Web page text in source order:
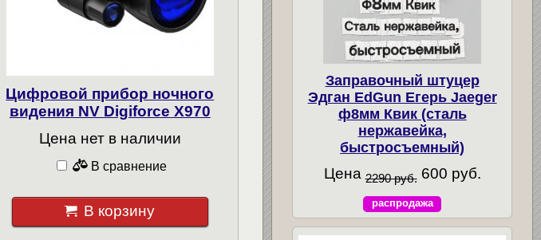
Цифровой прибор ночного
видения NV Digiforce X970
Цена нет в наличии
В сравнение
В корзину
Заправочный штуцер
Эдган EdGun Егерь Jaeger
ф8мм Квик (сталь
нержавейка,
быстросъемный)
Цена 2290 руб. 600 руб.
распродажа